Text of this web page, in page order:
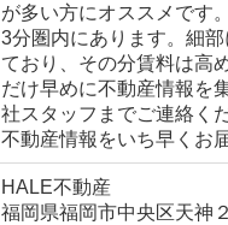
が多い方にオススメです
3分圏内にあります。細
ており、その分賃料は高
だけ早めに不動産情報を
社スタッフまでご連絡く
不動産情報をいち早くお
HALE不動産
福岡県福岡市中央区天神